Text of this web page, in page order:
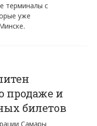
терминалы с
уже
продаже и
билетов
Самары